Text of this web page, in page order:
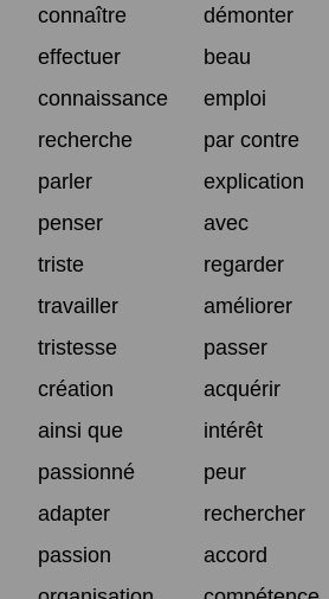
connaître
démonter
effectuer
beau
connaissance
emploi
recherche
par contre
parler
explication
penser
avec
triste
regarder
travailler
améliorer
tristesse
passer
création
acquérir
ainsi que
intérêt
passionné
peur
adapter
rechercher
passion
accord